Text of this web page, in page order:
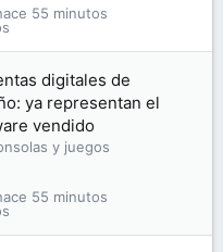
55 minutos
digitales de
ya representan el
vendido
y juegos
55 minutos